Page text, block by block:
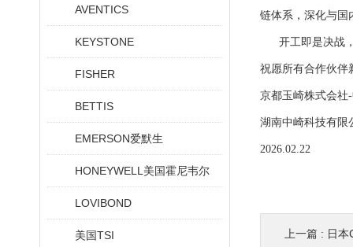
AVENTICS
KEYSTONE
FISHER
BETTIS
EMERSON爱默生
HONEYWELL美国霍尼韦尔
LOVIBOND
美国TSI
链体系，深化与国
开工即是决战，
祝愿所有合作伙伴
京都玉崎株式会社
湖南中崎科技有限
2026.02.22
上一篇 : 日本